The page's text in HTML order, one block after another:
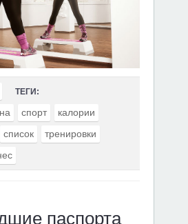
ТЕГИ:
спорт
калории
список
тренировки
паспорта